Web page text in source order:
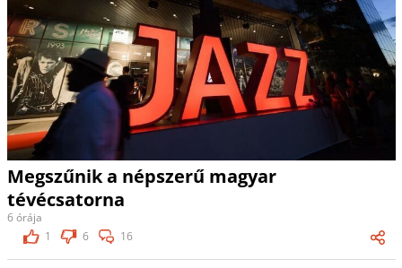
Megszűnik a népszerű magyar
tévécsatorna
6 órája
1
6 16